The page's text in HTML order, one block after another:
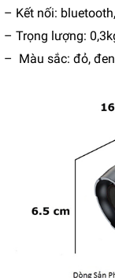
– Kết nối:
– Trọng lượng:
– Màu sắc: đỏ, đen